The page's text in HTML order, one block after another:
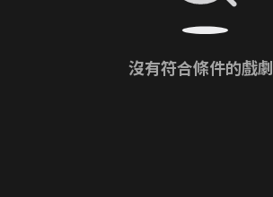
沒有符合條件的戲劇